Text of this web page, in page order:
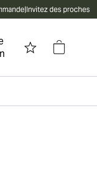
|Invitez des proches